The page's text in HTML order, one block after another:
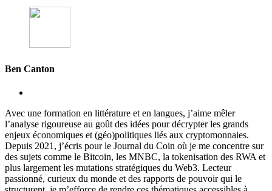
Ben Canton
Avec une formation en littérature et en langues, j’aime mêler
l’analyse rigoureuse au goût des idées pour décrypter les grands
enjeux économiques et (géo)politiques liés aux cryptomonnaies.
Depuis 2021, j’écris pour le Journal du Coin où je me concentre sur
des sujets comme le Bitcoin, les MNBC, la tokenisation des RWA et
plus largement les mutations stratégiques du Web3. Lecteur
passionné, curieux du monde et des rapports de pouvoir qui le